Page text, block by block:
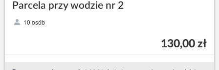
Parcela przy wodzie nr 2
10 osób
130,00 zł